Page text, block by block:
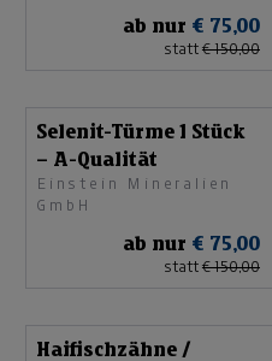
ab nur € 75,00
statt € 150,00
Selenit-Türme 1 Stück
– A-Qualität
Einstein Mineralien
GmbH
ab nur € 75,00
statt € 150,00
Haifischzähne /